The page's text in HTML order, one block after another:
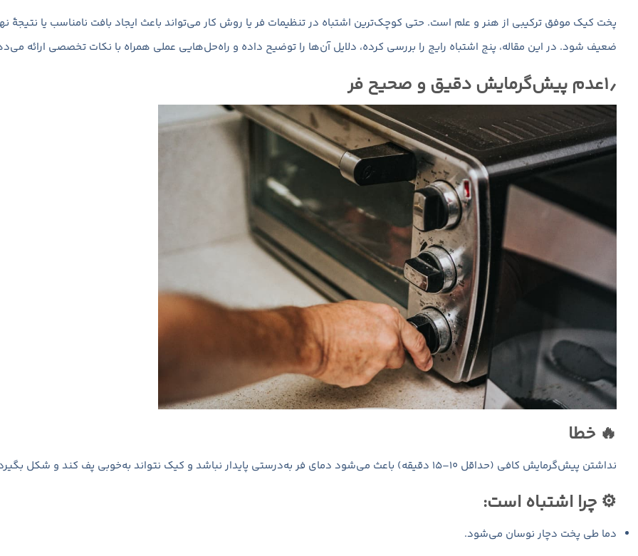
پخت کیک موفق ترکیبی از هنر و علم است. حتی کوچک‌ترین اشتباه در تنظیمات فر یا روش کار می‌تواند باعث ایجاد بافت نامناسب یا نتیجهٔ
ضعیف شود. در این مقاله، پنج اشتباه رایج را بررسی کرده، دلایل آن‌ها را توضیح داده و راه‌حل‌هایی عملی همراه با نکات تخصصی ارائه
۱٫عدم پیش‌گرمایش دقیق و صحیح فر
🔥 خطا
نداشتن پیش‌گرمایش کافی (حداقل ۱۰–۱۵ دقیقه) باعث می‌شود دمای فر به‌درستی پایدار نباشد و کیک نتواند به‌خوبی پف کند و شکل بگیرد.
⚙️ چرا اشتباه است:
دما طی پخت دچار نوسان می‌شود.